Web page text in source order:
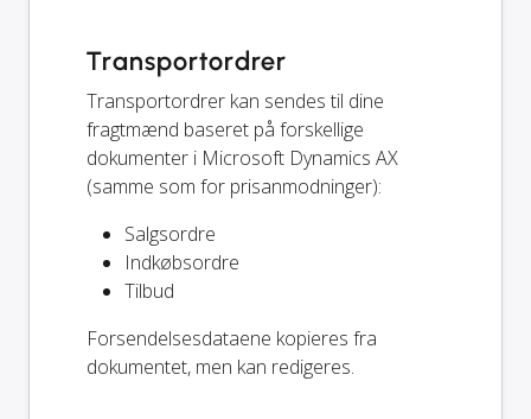
Transportordrer
Transportordrer kan sendes til dine
fragtmænd baseret på forskellige
dokumenter i Microsoft Dynamics AX
(samme som for prisanmodninger):
Salgsordre
Indkøbsordre
Tilbud
Forsendelsesdataene kopieres fra
dokumentet, men kan redigeres.